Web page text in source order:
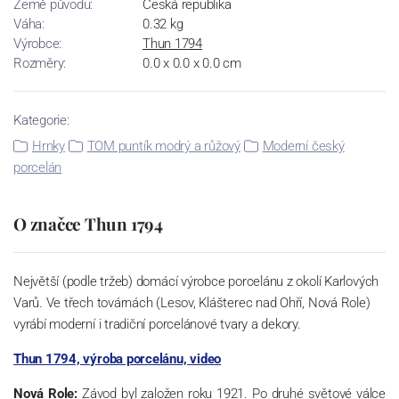
Země původu:
Česká republika
Váha:
0.32 kg
Výrobce:
Thun 1794
Rozměry:
0.0 x 0.0 x 0.0 cm
Kategorie:
Hrnky
TOM puntík modrý a růžový
Moderní český
porcelán
O značce Thun 1794
Největší (podle tržeb) domácí výrobce porcelánu z okolí Karlových
Varů. Ve třech továrnách (Lesov, Klášterec nad Ohří, Nová Role)
vyrábí moderní i tradiční porcelánové tvary a dekory.
Thun 1794, výroba porcelánu, video
Nová Role: Závod byl založen roku 1921. Po druhé světové válce